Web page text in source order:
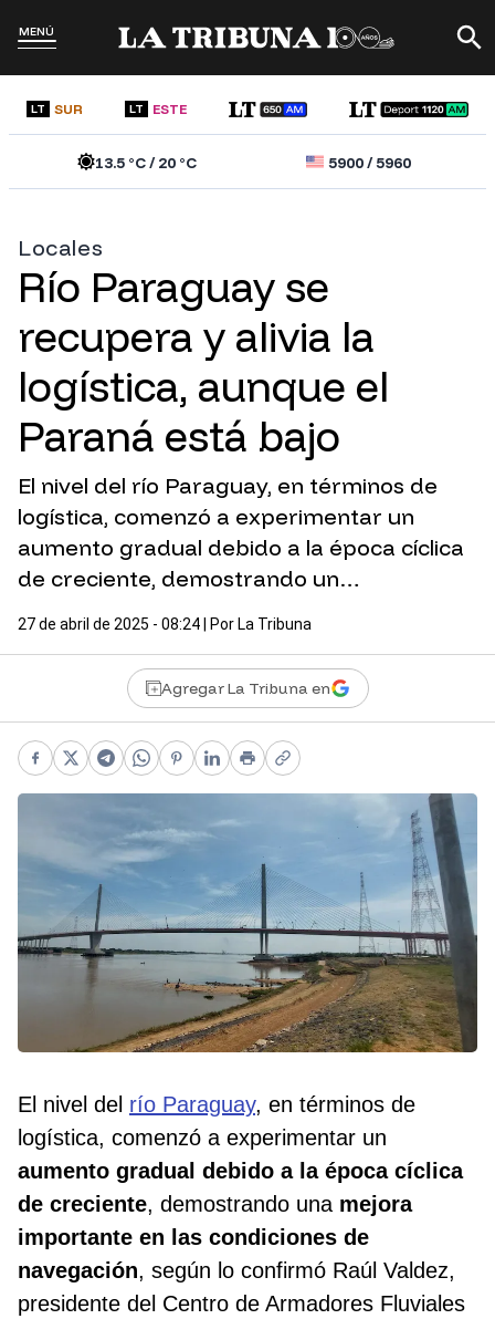
MENÚ
LT SUR LT ESTE
13.5 °C /20 °C 5900/5960
Locales
Río Paraguay se
recupera y alivia la
logística, aunque el
Paraná está bajo
El nivel del río Paraguay, en términos de
logística, comenzó a experimentar un
aumento gradual debido a la época cíclica
de creciente, demostrando un…
27 de abril de 2025 - 08:24 | Por La Tribuna
Agregar La Tribuna en
Facebook
X Telegram
WhatsApp
Pinterest
LinkedIn
PrintCopy link
El nivel del río Paraguay, en términos de
logística, comenzó a experimentar un
aumento gradual debido a la época cíclica
de creciente, demostrando una mejora
importante en las condiciones de
navegación, según lo confirmó Raúl Valdez,
presidente del Centro de Armadores Fluviales